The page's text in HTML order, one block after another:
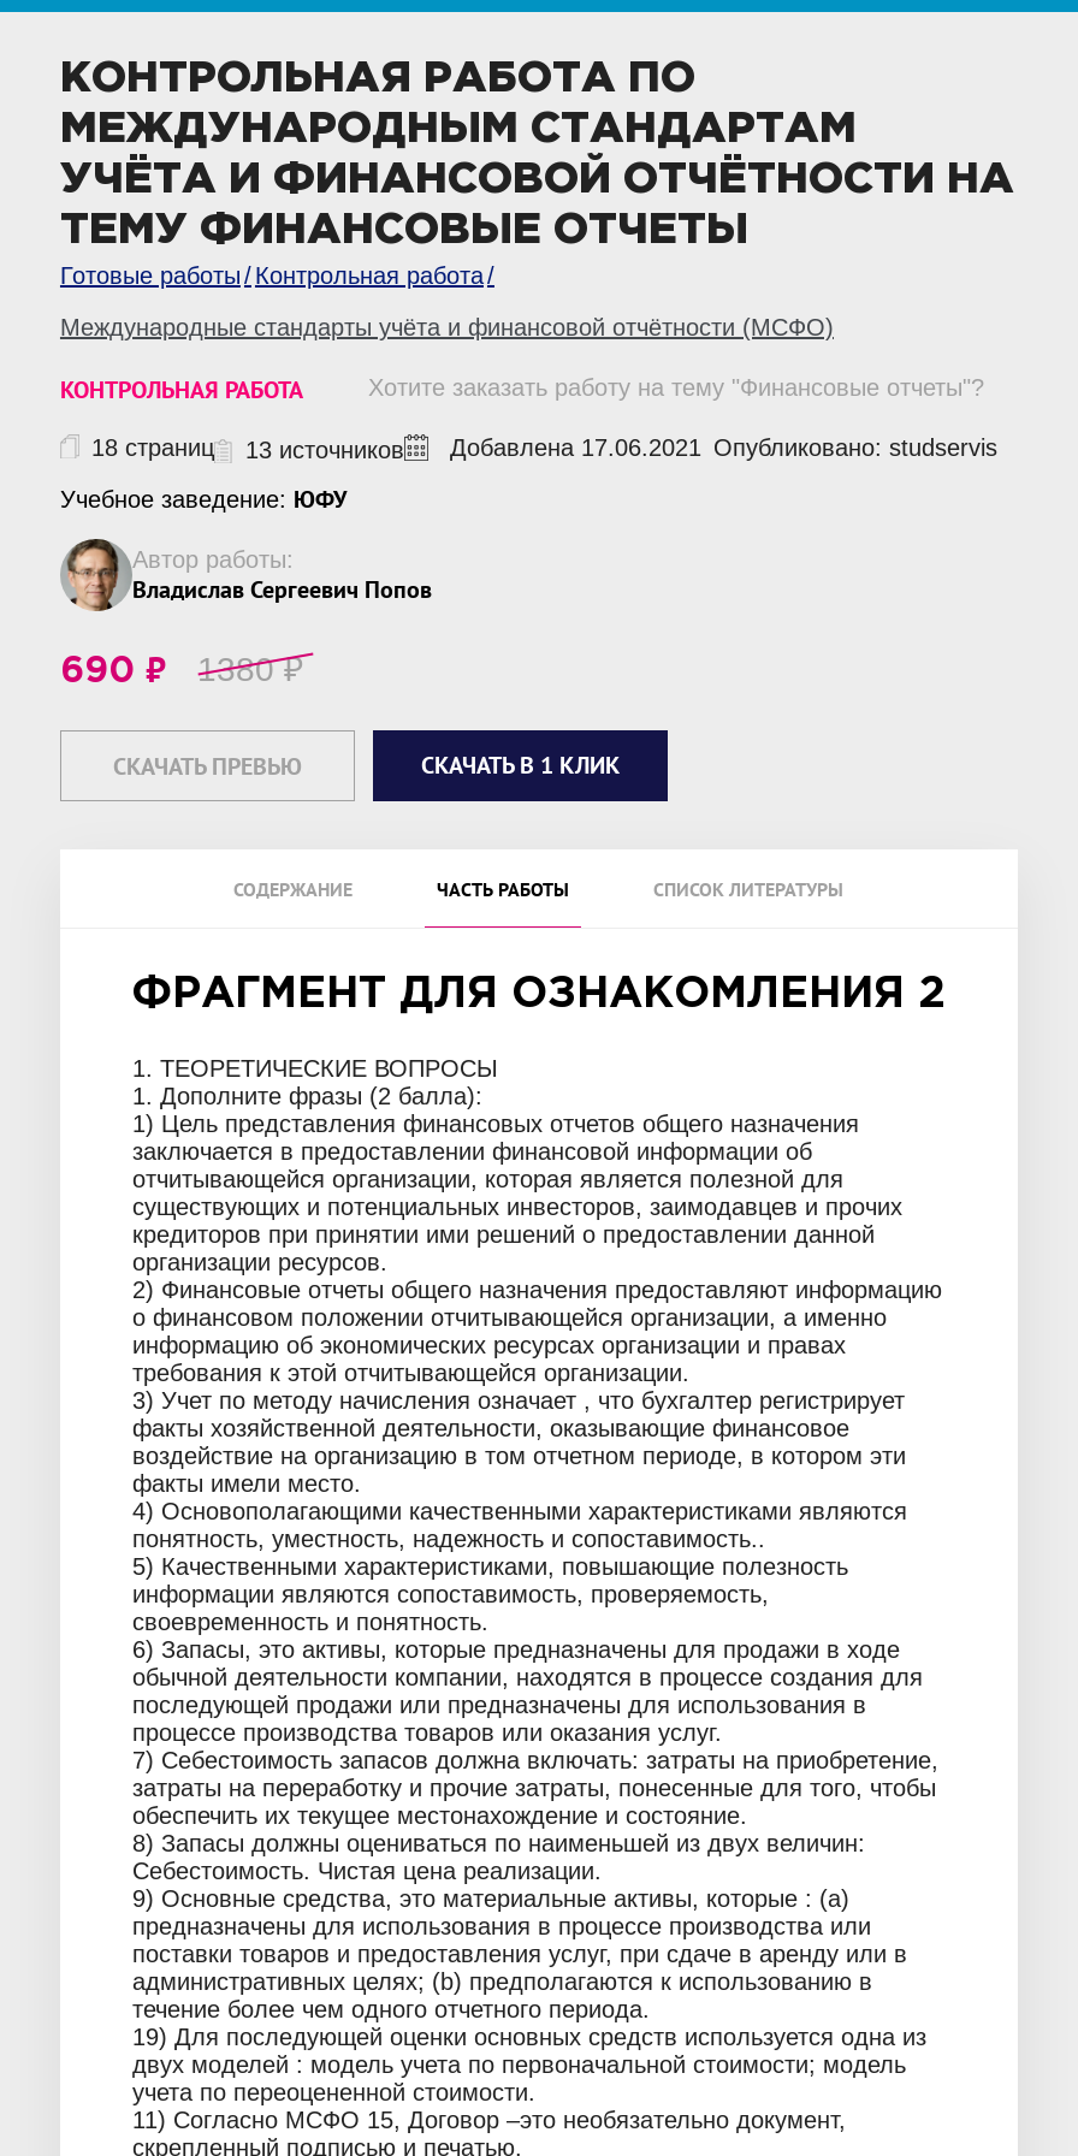
КОНТРОЛЬНАЯ РАБОТА ПО
МЕЖДУНАРОДНЫМ СТАНДАРТАМ
УЧЁТА И ФИНАНСОВОЙ ОТЧЁТНОСТИ НА
ТЕМУ ФИНАНСОВЫЕ ОТЧЕТЫ
Готовые работы
Контрольная работа
Международные стандарты учёта и финансовой отчётности (МСФО)
КОНТРОЛЬНАЯ РАБОТА Хотите заказать работу на тему "Финансовые отчеты"?
18 страниц 13 источников Добавлена 17.06.2021 Опубликовано: studservis
Учебное заведение: ЮФУ
Автор работы:
Владислав Сергеевич Попов
690 ₽ 1380₽
СКАЧАТЬ ПРЕВЬЮ СКАЧАТЬ В 1 КЛИК
СОДЕРЖАНИЕ ЧАСТЬ РАБОТЫ СПИСОК ЛИТЕРАТУРЫ
ФРАГМЕНТ ДЛЯ ОЗНАКОМЛЕНИЯ 2
1. ТЕОРЕТИЧЕСКИЕ ВОПРОСЫ
1. Дополните фразы (2 балла):
1) Цель представления финансовых отчетов общего назначения
заключается в предоставлении финансовой информации об
отчитывающейся организации, которая является полезной для
существующих и потенциальных инвесторов, заимодавцев и прочих
кредиторов при принятии ими решений о предоставлении данной
организации ресурсов.
2) Финансовые отчеты общего назначения предоставляют информацию
о финансовом положении отчитывающейся организации, а именно
информацию об экономических ресурсах организации и правах
требования к этой отчитывающейся организации.
3) Учет по методу начисления означает , что бухгалтер регистрирует
факты хозяйственной деятельности, оказывающие финансовое
воздействие на организацию в том отчетном периоде, в котором эти
факты имели место.
4) Основополагающими качественными характеристиками являются
понятность, уместность, надежность и сопоставимость..
5) Качественными характеристиками, повышающие полезность
информации являются сопоставимость, проверяемость,
своевременность и понятность.
6) Запасы, это активы, которые предназначены для продажи в ходе
обычной деятельности компании, находятся в процессе создания для
последующей продажи или предназначены для использования в
процессе производства товаров или оказания услуг.
7) Себестоимость запасов должна включать: затраты на приобретение,
затраты на переработку и прочие затраты, понесенные для того, чтобы
обеспечить их текущее местонахождение и состояние.
8) Запасы должны оцениваться по наименьшей из двух величин:
Себестоимость. Чистая цена реализации.
9) Основные средства, это материальные активы, которые : (a)
предназначены для использования в процессе производства или
поставки товаров и предоставления услуг, при сдаче в аренду или в
административных целях; (b) предполагаются к использованию в
течение более чем одного отчетного периода.
19) Для последующей оценки основных средств используется одна из
двух моделей : модель учета по первоначальной стоимости; модель
учета по переоцененной стоимости.
11) Согласно МСФО 15, Договор –это необязательно документ,
скрепленный подписью и печатью.